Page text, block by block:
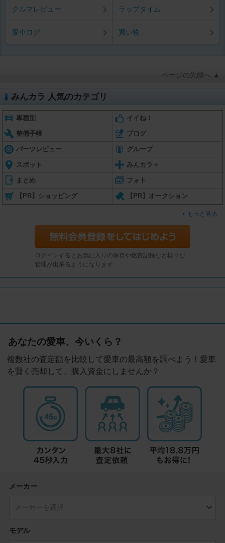
クルマレビュー ラップタイム
愛車ログ 買い物
ページの先頭へ ▲
みんカラ 人気のカテゴリ
車種別 イイね！
整備手帳 ブログ
パーツレビュー グループ
スポット みんカラ＋
まとめ フォト
【PR】ショッピング 【PR】オークション
もっと見る
ログインするとお気に入りの保存や燃費記録など様々な
管理が出来るようになります
あなたの愛車、今いくら？
複数社の査定額を比較して愛車の最高額を調べよう！愛車
を賢く売却して、購入資金にしませんか？
メーカー
モデル